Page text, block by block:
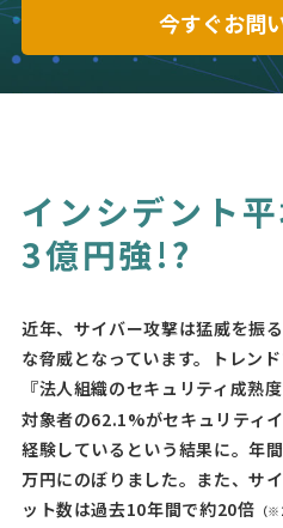
今すぐお問
インシデント
3億円強!?
近年、サイバー攻撃は猛威を振
な脅威となっています。トレン
『法⼈組織のセキュリティ成熟
対象者の62.1%がセキュリティ
経験しているという結果に。年
万円にのぼりました。また、サ
ット数は過去10年間で約20倍 （